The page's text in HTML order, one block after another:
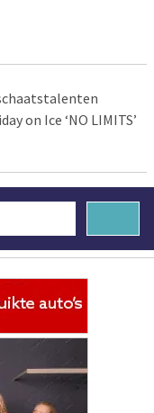
on Ice ‘NO LIMITS’